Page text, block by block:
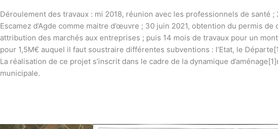
Déroulement des travaux : mi 2018, réunion avec les professionnels de santé ;
Escamez d’Agde comme maitre d’œuvre ; 30 juin 2021, obtention du permis de
attribution des marchés aux entreprises ; puis 14 mois de travaux pour un
pour 1,5M€ auquel il faut soustraire différentes subventions : l’Etat, le
La réalisation de ce projet s’inscrit dans le cadre de la dynamique
municipale.